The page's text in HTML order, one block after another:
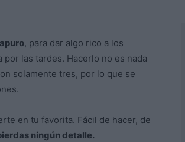
, para dar algo rico a los
las tardes. Hacerlo no es nada
solamente tres, por lo que se
en tu favorita. Fácil de hacer, de
ningún detalle.